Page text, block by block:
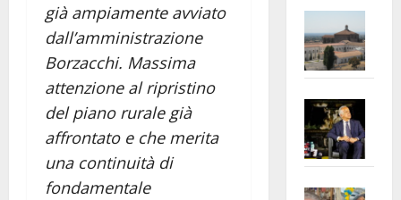
già ampiamente avviato
dall’amministrazione
Borzacchi. Massima
attenzione al ripristino
del piano rurale già
affrontato e che merita
una continuità di
fondamentale
apre